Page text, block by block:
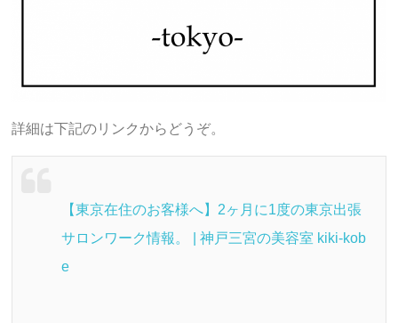
詳細は下記のリンクからどうぞ。
【東京在住のお客様へ】2ヶ月に1度の東京出張
サロンワーク情報。 | 神戸三宮の美容室 kiki-kob
e